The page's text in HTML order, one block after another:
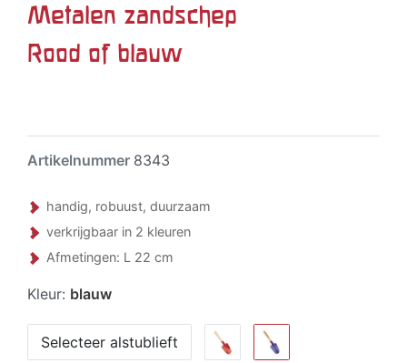
Metalen zandschep
Rood of blauw
Artikelnummer 8343
handig, robuust, duurzaam
verkrijgbaar in 2 kleuren
Afmetingen: L 22 cm
Kleur: blauw
Selecteer alstublieft